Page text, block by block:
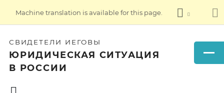
Machine translation is available for this page.
СВИДЕТЕЛИ ИЕГОВЫ
ЮРИДИЧЕСКАЯ СИТУАЦИЯ
В РОССИИ